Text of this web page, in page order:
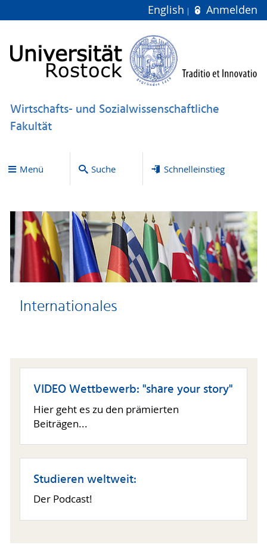
English Anmelden
Wirtschafts- und Sozialwissenschaftliche
Fakultät
Menü Suche Schnelleinstieg
Internationales
VIDEO Wettbewerb: "share your story"
Hier geht es zu den prämierten
Beiträgen...
Studieren weltweit:
Der Podcast!